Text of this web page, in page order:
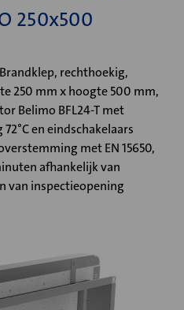
250x500
rechthoekig,
250 mm x hoogte 500 mm,
Belimo BFL24-T met
en eindschakelaars
met EN 15650,
afhankelijk van
van inspectieopening